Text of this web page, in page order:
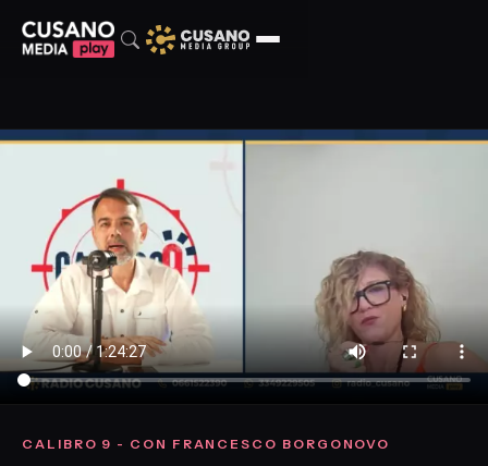
CALIBRO 9 - CON FRANCESCO BORGONOVO